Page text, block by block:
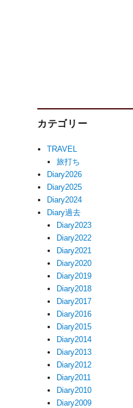
カテゴリー
TRAVEL
旅打ち
Diary2026
Diary2025
Diary2024
Diary過去
Diary2023
Diary2022
Diary2021
Diary2020
Diary2019
Diary2018
Diary2017
Diary2016
Diary2015
Diary2014
Diary2013
Diary2012
Diary2011
Diary2010
Diary2009